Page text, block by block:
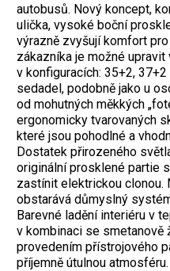
autobusů. Nový koncept,
ulička, vysoké boční
výrazně zvyšují komfort
zákazníka je možné
v konfiguracích: 35+2,
sedadel, podobně jako u
od mohutných měkkých
ergonomicky tvarovaných
které jsou pohodlné a
Dostatek přirozeného
originální prosklené partie
zastínit elektrickou clonou.
obstarává důmyslný
Barevné ladění interiéru v
v kombinaci se smetanově
provedením přístrojového
příjemně útulnou atmosféru.